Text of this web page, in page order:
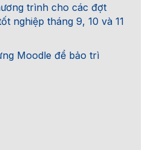
trình cho các đợt
nghiệp tháng 9, 10 và 11
Moodle để bảo trì